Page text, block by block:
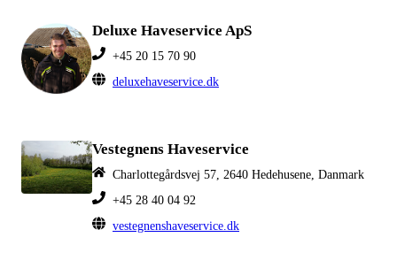
Deluxe Haveservice ApS
+45 20 15 70 90
deluxehaveservice.dk
Vestegnens Haveservice
Charlottegårdsvej 57, 2640 Hedehusene, Danmark
+45 28 40 04 92
vestegnenshaveservice.dk